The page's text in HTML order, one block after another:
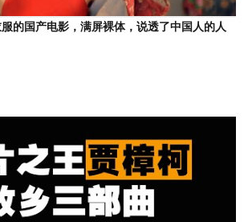
服的国产电影，满屏裸体，说透了中国人的人